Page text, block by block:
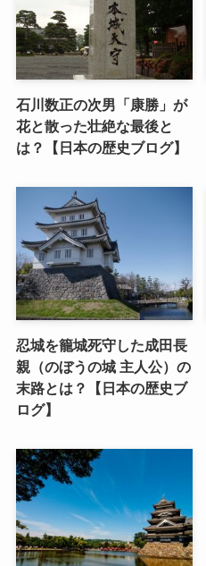
石川数正の次男「康勝」が
花と散った壮絶な最後と
は？【日本の歴史ブログ】
忍城を籠城死守した成田長
親（のぼうの城 主人公）の
末路とは？【日本の歴史ブ
ログ】